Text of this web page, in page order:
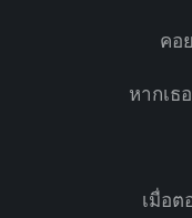
คอ
หากเธ
เมื่อต